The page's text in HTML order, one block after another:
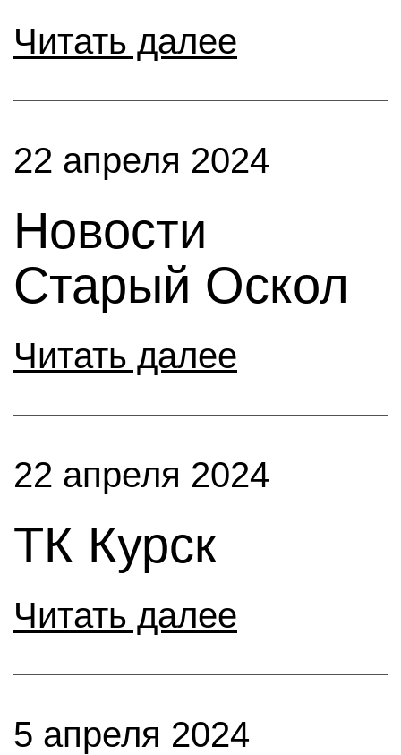
Читать далее
22 апреля 2024
Новости
Старый Оскол
Читать далее
22 апреля 2024
ТК Курск
Читать далее
5 апреля 2024